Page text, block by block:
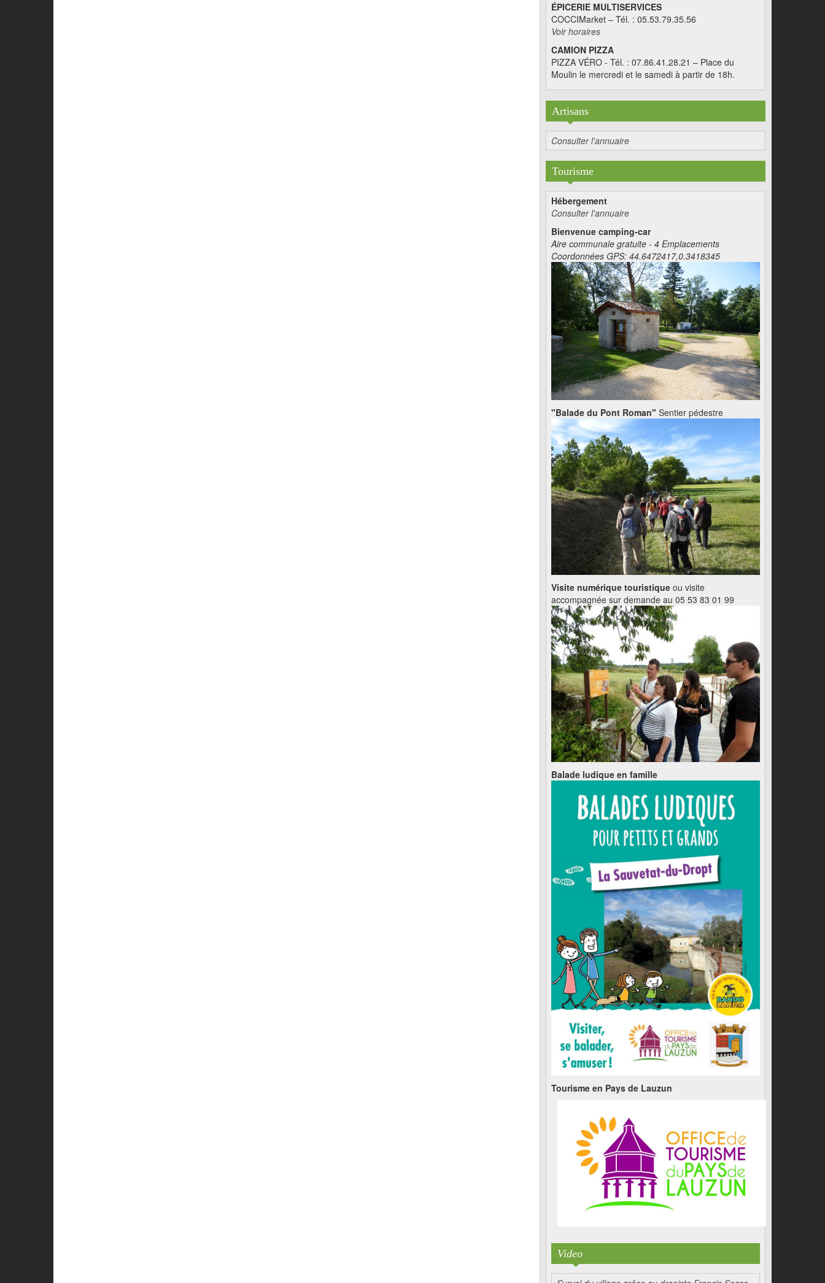
ÉPICERIE MULTISERVICES
COCCIMarket – Tél. : 05.53.79.35.56
Voir horaires
CAMION PIZZA
PIZZA VÉRO - Tél. : 07.86.41.28.21 – Place du
Moulin le mercredi et le samedi à partir de 18h.
Artisans
Consulter l'annuaire
Tourisme
Hébergement
Consulter l'annuaire
Bienvenue camping-car
Aire communale gratuite - 4 Emplacements
Coordonnées GPS: 44.6472417,0.3418345
"Balade du Pont Roman" Sentier pédestre
Visite numérique touristique ou visite
accompagnée sur demande au 05 53 83 01 99
Balade ludique en famille
Tourisme en Pays de Lauzun
Video